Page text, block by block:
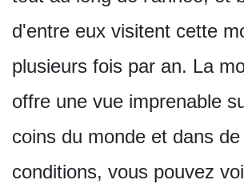
d'entre eux visitent cette
plusieurs fois par an. La
offre une vue imprenable
coins du monde et dans
conditions, vous pouvez